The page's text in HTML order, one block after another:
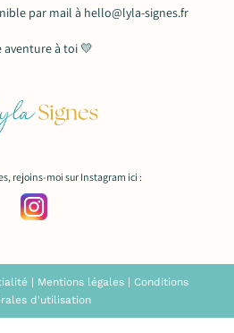
par mail à hello@lyla-signes.fr
aventure à toi 💛
rejoins-moi sur Instagram ici :
| Mentions légales | Conditions
d'utilisation